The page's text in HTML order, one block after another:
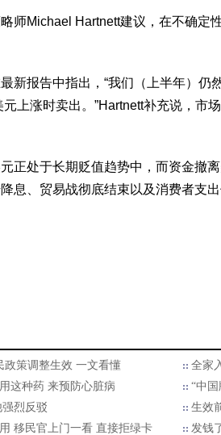
师Michael Hartnett建议，在不确定
新报告中指出，“我们（上半年）仍
上涨时卖出。”Hartnett补充说，市
正处于长期贬值趋势中，而资金撤
息、贸易战彻底结束以及消费者支出
政策调整生效 一文看懂
全家
这种药 来预防心脏病
“中
烈反驳
生效
移民官上门一看 直接拒绿卡
发钱